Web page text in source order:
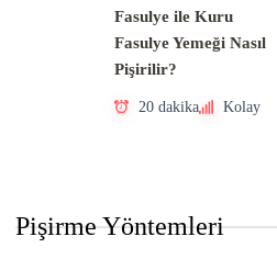
Fasulye ile Kuru
Fasulye Yemeği Nasıl
Pişirilir?
20 dakika Kolay
Pişirme Yöntemleri